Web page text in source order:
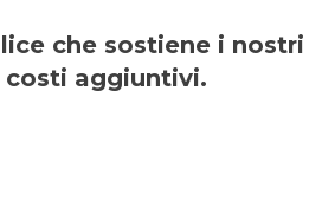
che sostiene i nostri
aggiuntivi.